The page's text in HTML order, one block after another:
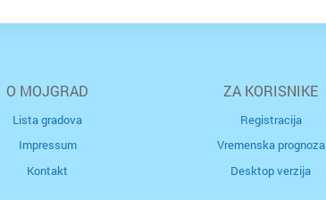
O MOJGRAD
Lista gradova
Impressum
Kontakt
ZA KORISNIKE
Registracija
Vremenska prognoza
Desktop verzija